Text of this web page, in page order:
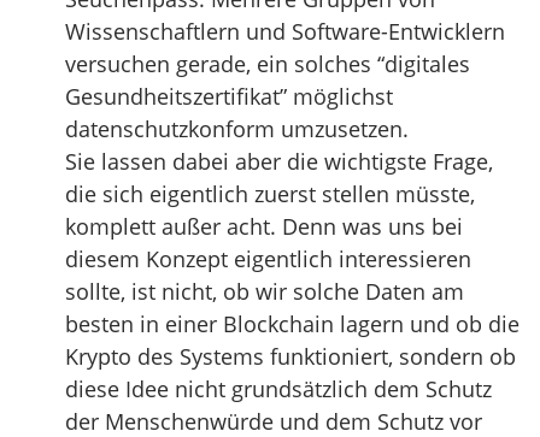
Wissenschaftlern und Software-Entwicklern
versuchen gerade, ein solches “digitales
Gesundheitszertifikat” möglichst
datenschutzkonform umzusetzen.
Sie lassen dabei aber die wichtigste Frage,
die sich eigentlich zuerst stellen müsste,
komplett außer acht. Denn was uns bei
diesem Konzept eigentlich interessieren
sollte, ist nicht, ob wir solche Daten am
besten in einer Blockchain lagern und ob die
Krypto des Systems funktioniert, sondern ob
diese Idee nicht grundsätzlich dem Schutz
der Menschenwürde und dem Schutz vor